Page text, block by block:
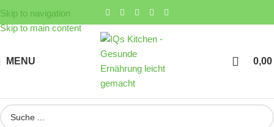
Skip to navigation
Skip to main content
MENU 0,00